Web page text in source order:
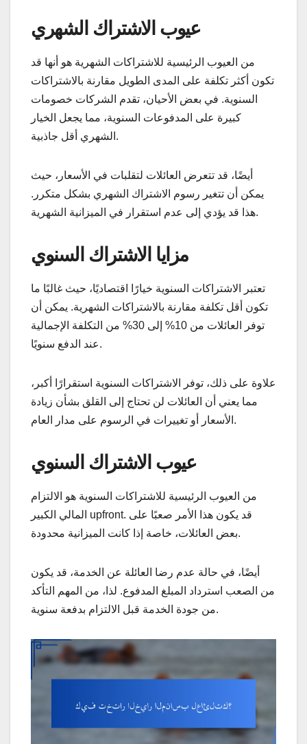
عيوب الاشتراك الشهري
من العيوب الرئيسية للاشتراكات الشهرية هو أنها قد
تكون أكثر تكلفة على المدى الطويل مقارنة بالاشتراكات
السنوية. في بعض الأحيان، تقدم الشركات خصومات
كبيرة على المدفوعات السنوية، مما يجعل الخيار
الشهري أقل جاذبية.
أيضًا، قد تتعرض العائلات لتقلبات في الأسعار، حيث
يمكن أن تتغير رسوم الاشتراك الشهري بشكل متكرر.
هذا قد يؤدي إلى عدم استقرار في الميزانية الشهرية.
مزايا الاشتراك السنوي
تعتبر الاشتراكات السنوية خيارًا اقتصاديًا، حيث غالبًا ما
تكون أقل تكلفة مقارنة بالاشتراكات الشهرية. يمكن أن
توفر العائلات من 10% إلى 30% من التكلفة الإجمالية
عند الدفع سنويًا.
علاوة على ذلك، توفر الاشتراكات السنوية استقرارًا أكبر،
مما يعني أن العائلات لن تحتاج إلى القلق بشأن زيادة
الأسعار أو تغييرات في الرسوم على مدار العام.
عيوب الاشتراك السنوي
من العيوب الرئيسية للاشتراكات السنوية هو الالتزام
المالي الكبير upfront. قد يكون هذا الأمر صعبًا على
بعض العائلات، خاصة إذا كانت الميزانية محدودة.
أيضًا، في حالة عدم رضا العائلة عن الخدمة، قد يكون
من الصعب استرداد المبلغ المدفوع. لذا، من المهم التأكد
من جودة الخدمة قبل الالتزام بدفعة سنوية.